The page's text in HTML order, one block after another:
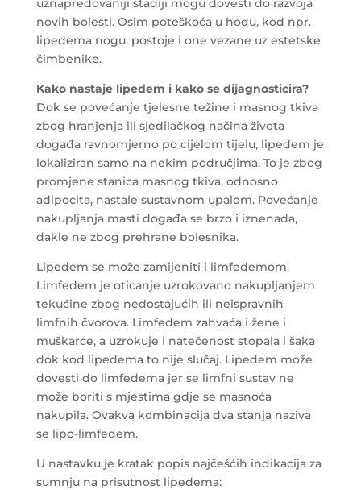
novih bolesti. Osim poteškoća u hodu, kod npr.
lipedema nogu, postoje i one vezane uz estetske
čimbenike.
Kako nastaje lipedem i kako se dijagnosticira?
Dok se povećanje tjelesne težine i masnog tkiva
zbog hranjenja ili sjedilačkog načina života
događa ravnomjerno po cijelom tijelu, lipedem je
lokaliziran samo na nekim područjima. To je zbog
promjene stanica masnog tkiva, odnosno
adipocita, nastale sustavnom upalom. Povećanje
nakupljanja masti događa se brzo i iznenada,
dakle ne zbog prehrane bolesnika.
Lipedem se može zamijeniti i limfedemom.
Limfedem je oticanje uzrokovano nakupljanjem
tekućine zbog nedostajućih ili neispravnih
limfnih čvorova. Limfedem zahvaća i žene i
muškarce, a uzrokuje i natečenost stopala i šaka
dok kod lipedema to nije slučaj. Lipedem može
dovesti do limfedema jer se limfni sustav ne
može boriti s mjestima gdje se masnoća
nakupila. Ovakva kombinacija dva stanja naziva
se lipo-limfedem.
U nastavku je kratak popis najčešćih indikacija za
sumnju na prisutnost lipedema: